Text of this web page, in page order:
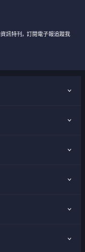
訊特刊， 訂閱電子報追蹤我